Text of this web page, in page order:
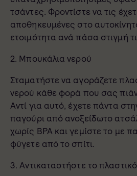
τσάντες. Φροντίστε να τις
αποθηκευμένες στο
ετοιμότητα ανά πάσα στιγμή
2. Μπουκάλια νερού
Σταματήστε να αγοράζετε
νερού κάθε φορά που σας
Αντί για αυτό, έχετε πάντα
παγούρι από ανοξείδωτο
χωρίς BPA και γεμίστε το με
φύγετε από το σπίτι.
3. Αντικαταστήστε το πλαστικό